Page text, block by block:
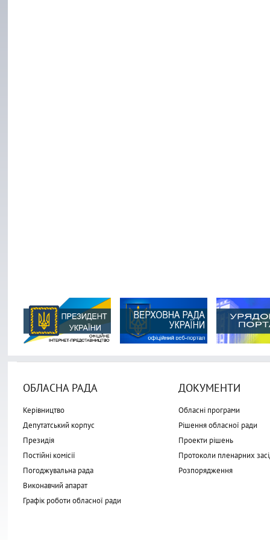
ОБЛАСНА РАДА
Керівництво
Депутатський корпус
Президія
Постійні комісії
Погоджувальна рада
Виконавчий апарат
Графік роботи обласної ради
ДОКУМЕНТИ
Обласні програми
Рішення обласної ради
Проекти рішень
Протоколи пленарних
Розпорядження